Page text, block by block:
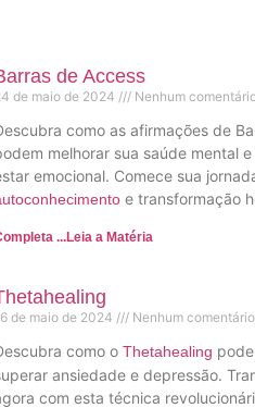
de Access
de maio de 2024 Nenhum
como as afirmações de
melhorar sua saúde mental
emocional. Comece sua
e transformação
...Leia a Matéria
de maio de 2024 Nenhum comentário
como o Thetahealing
ansiedade e depressão.
com esta técnica